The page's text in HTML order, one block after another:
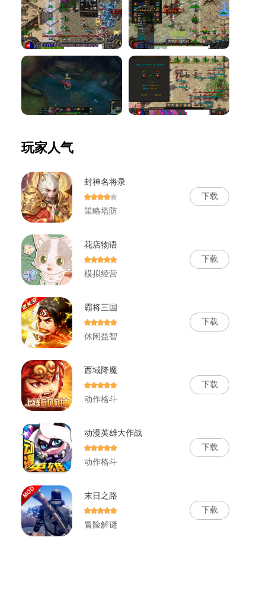
玩家人气
封神名将录
策略塔防
下载
花店物语
模拟经营
下载
霸将三国
休闲益智
下载
西域降魔
动作格斗
下载
动漫英雄大作战
动作格斗
下载
末日之路
冒险解谜
下载